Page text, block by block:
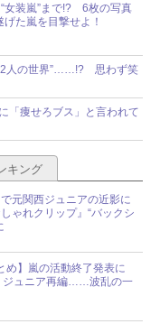
“女装嵐”まで!? 6枚の写真
た嵐を目撃せよ！
人の世界”……!? 思わず笑
「痩せろブス」と言われて
キング
元関西ジュニアの近影に
ゃれクリップ』“バックシ
め】嵐の活動終了発表に
ジュニア再編……波乱の一